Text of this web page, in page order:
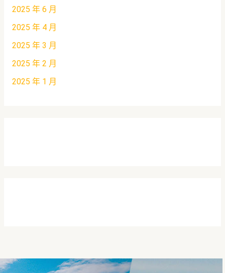
2025 年 6 月
2025 年 4 月
2025 年 3 月
2025 年 2 月
2025 年 1 月